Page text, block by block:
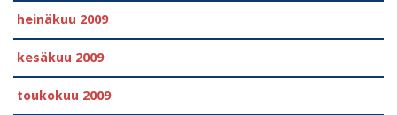
heinäkuu 2009
kesäkuu 2009
toukokuu 2009